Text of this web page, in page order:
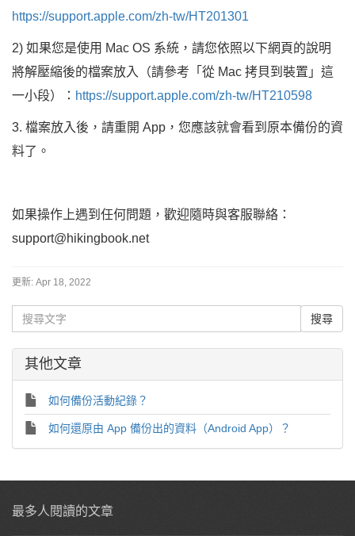
https://support.apple.com/zh-tw/HT201301
2) 如果您是使用 Mac OS 系統，請您依照以下網頁的說明
將解壓縮後的檔案放入（請參考「從 Mac 拷貝到裝置」這
一小段）： https://support.apple.com/zh-tw/HT210598
3. 檔案放入後，請重開 App，您應該就會看到原本備份的資
料了。
如果操作上遇到任何問題，歡迎隨時與客服聯絡：
support@hikingbook.net
更新: Apr 18, 2022
其他文章
如何備份活動紀錄？
如何還原由 App 備份出的資料（Android App）？
最多人閱讀的文章